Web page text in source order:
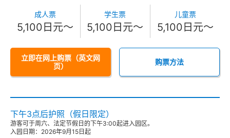
成人票
5,100日元～
学生票
5,100日元～
儿童票
5,100日元～
立即在网上购票（英文网
页）
购票方法
下午3点后护照（假日限定）
游客可于周六、法定节假日的下午3:00起进入园区。
入园日期：2026年9月15日起